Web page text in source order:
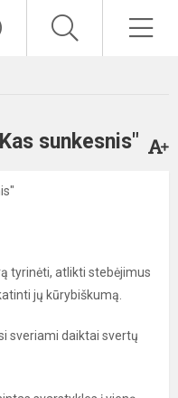
sunkesnis"
tyrinėti, atlikti stebėjimus
jų kūrybiškumą.
sveriami daiktai svertų